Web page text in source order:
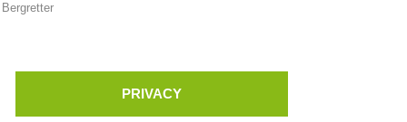
Bergretter
PRIVACY